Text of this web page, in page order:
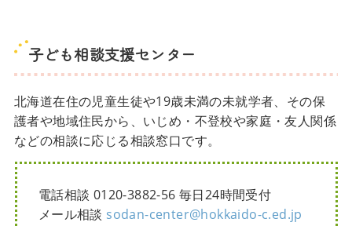
子ども相談支援センター
北海道在住の児童生徒や19歳未満の未就学者、その保
護者や地域住民から、いじめ・不登校や家庭・友人関係
などの相談に応じる相談窓口です。
電話相談 0120-3882-56 毎日24時間受付
メール相談 sodan-center@hokkaido-c.ed.jp